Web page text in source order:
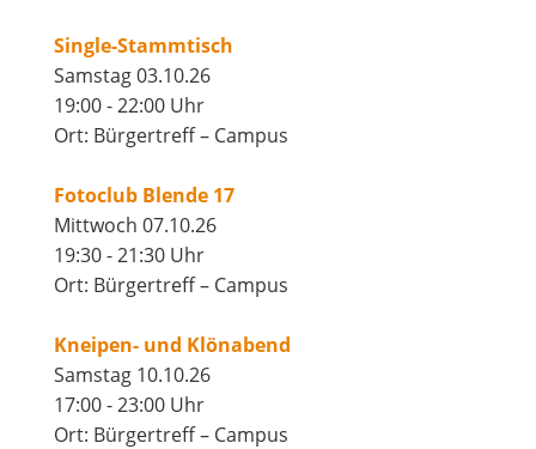
Single-Stammtisch
Samstag 03.10.26
19:00 - 22:00 Uhr
Ort: Bürgertreff – Campus
Fotoclub Blende 17
Mittwoch 07.10.26
19:30 - 21:30 Uhr
Ort: Bürgertreff – Campus
Kneipen- und Klönabend
Samstag 10.10.26
17:00 - 23:00 Uhr
Ort: Bürgertreff – Campus